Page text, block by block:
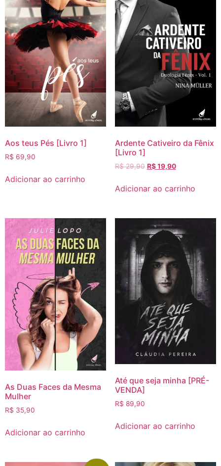
Aos teus Pés [Livro 1]
R$ 69,90
Adicionar ao carrinho
Ardente Cativeiro da Fênix
[Livro 1]
R$29,90 R$19,90
Adicionar ao carrinho
As Duas Faces da Mesma
Mulher
R$ 35,90
Adicionar ao carrinho
Até que seja minha [PRÉ-
VENDA]
R$ 89,90
Adicionar ao carrinho